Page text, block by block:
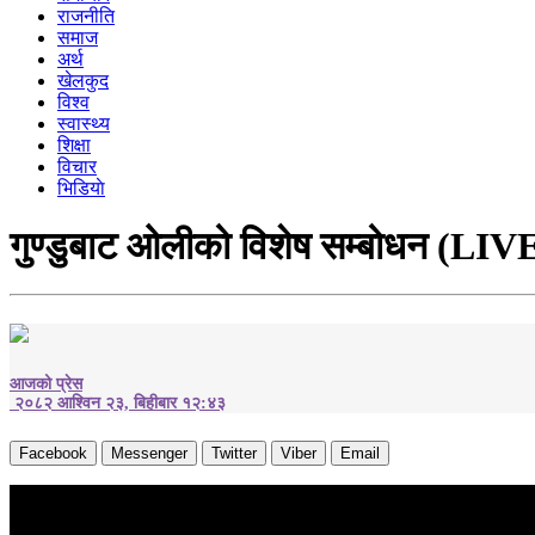
राजनीति
समाज
अर्थ
खेलकुद
विश्व
स्वास्थ्य
शिक्षा
विचार
भिडियाे
गुण्डुबाट ओलीको विशेष सम्बोधन
आजको प्रेस
२०८२ आश्विन २३, बिहीबार १२:४३
Facebook Messenger Twitter Viber Email